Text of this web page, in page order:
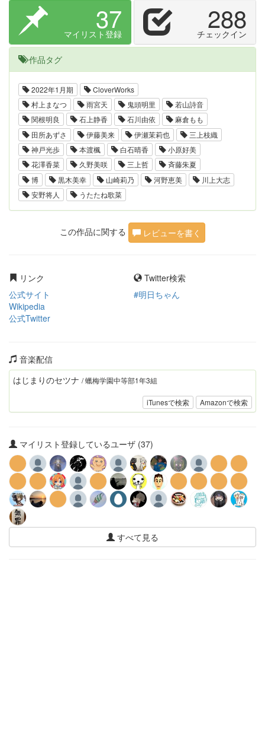
37
マイリスト登録 288
チェックイン
作品タグ
2022年1月期
CloverWorks
村上まなつ
雨宮天 鬼頭明里
若山詩音
関根明良
石上静香 石川由依
麻倉もも
田所あずさ
伊藤美来 伊瀬茉莉也
三上枝織
神戸光歩
本渡楓 白石晴香
小原好美
花澤香菜
久野美咲 三上哲
斉藤朱夏
博
黒木美幸 山崎莉乃 河野恵美
川上大志
安野将人
うたたね歌菜
この作品に関する レビューを書く
リンク
公式サイト
Wikipedia
公式Twitter
Twitter検索
#明日ちゃん
音楽配信
iTunesで検索 Amazonで検索
はじまりのセツナ / 蠟梅学園中等部1年3組
マイリスト登録しているユーザ (37)
すべて見る